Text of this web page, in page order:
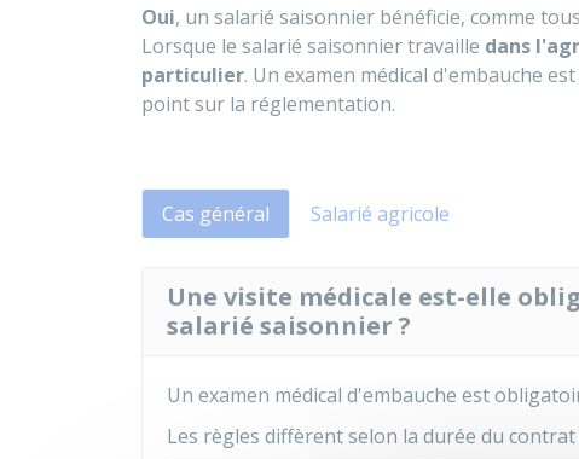
Oui, un salarié saisonnier bénéficie, comme
Lorsque le salarié saisonnier travaille dans
particulier. Un examen médical d'embauche
point sur la réglementation.
Cas général Salarié agricole
Une visite médicale est-elle
salarié saisonnier ?
Un examen médical d'embauche est
Les règles diffèrent selon la durée du